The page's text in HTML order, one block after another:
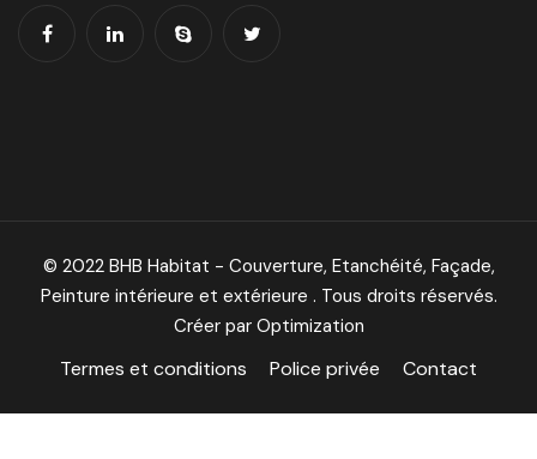
© 2022 BHB Habitat - Couverture, Etanchéité, Façade,
Peinture intérieure et extérieure . Tous droits réservés.
Créer par Optimization
Termes et conditions Police privée Contact